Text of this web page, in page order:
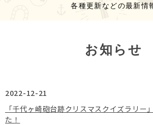
各種更新などの最新情
お知らせ
2022-12-21
「千代ヶ崎砲台跡クリスマスクイズラリー
た！